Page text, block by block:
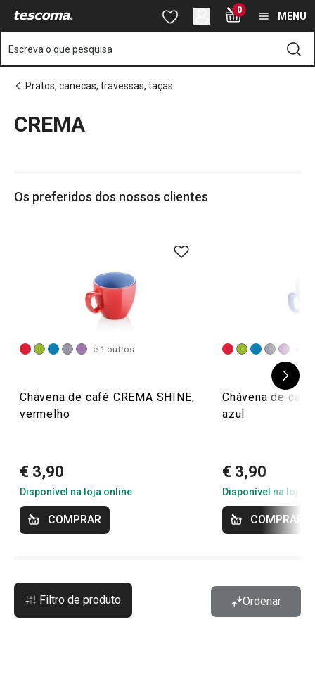
Saltar para o conteúdo principal
Saltar para a pesquisa
Saltar para a navegação 0
MENU
Escreva o que pesquisa
Pratos, canecas, travessas, taças
CREMA
Os preferidos dos nossos clientes
e 1 outros
Chávena de café CREMA SHINE,
vermelho
€ 3,90
Disponível na loja online
COMPRAR
Chávena de café
azul
€ 3,90
Disponível na loja
COMPRAR
Filtro de produto Ordenar